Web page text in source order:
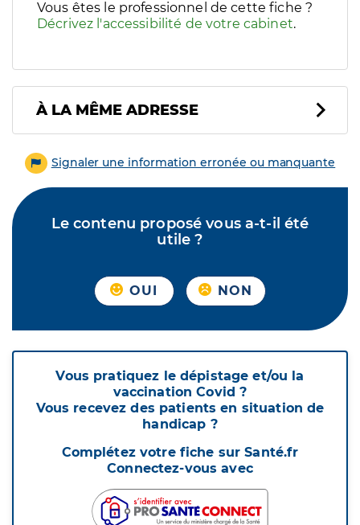
Vous êtes le professionnel de cette fiche ?
Décrivez l'accessibilité de votre cabinet.
À LA MÊME ADRESSE
Signaler une information erronée ou manquante
Le contenu proposé vous a-t-il été
utile ?
OUI NON
Vous pratiquez le dépistage et/ou la
vaccination Covid ?
Vous recevez des patients en situation de
handicap ?
Complétez votre fiche sur Santé.fr
Connectez-vous avec